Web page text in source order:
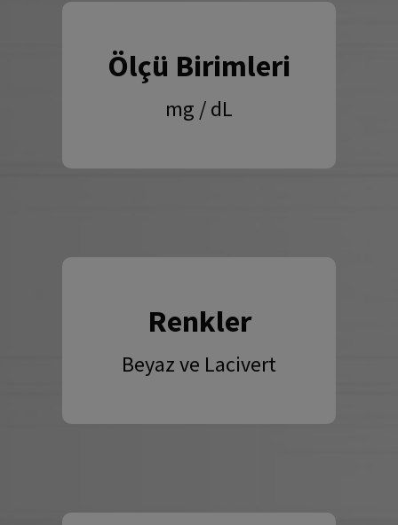
Ölçü Birimleri
mg / dL
Renkler
Beyaz ve Lacivert